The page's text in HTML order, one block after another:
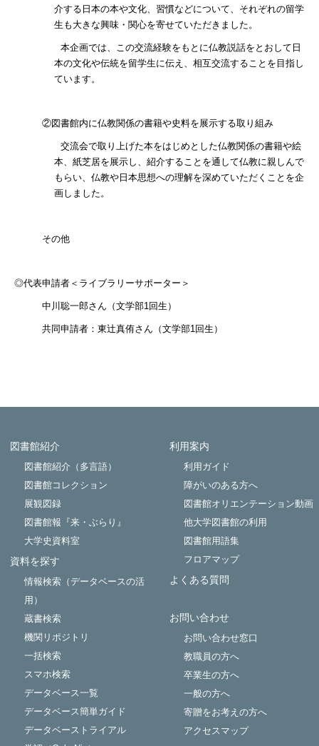
介する日本の本や文化、習慣などについて、それぞれの留学
生も大きな興味・関心を寄せていただきました。
本企画では、この交流経験をもとに仏教説話をとおして日
本の文化や伝統を留学生に伝え、相互交流することを目指し
ています。
②図書館内に仏教関係の書籍や史料を展示する取り組み
交流会で取り上げた本をはじめとした仏教関係の書籍や絵
本、紙芝居を展示し、紹介することを通して仏教に親しんで
もらい、仏教や日本思想への理解を深めていただくことを企
画しました。
その他
◎代表申請者＜ライブラリーサポーター＞
中川聡一郎さん（文学部1回生）
共同申請者：東辻真侑さん（文学部1回生）
図書館紹介
図書館紹介（多言語）
図書館コレクション
展観図録
図書館報『来・ぶらり』
大学史資料室
資料を探す
情報検索（データベースの活
用）
蔵書検索
機関リポジトリ
一括検索
スマホ検索
データベース一覧
データベース簡単ガイド
データベーストライアル
利用案内
利用ガイド
障がいのある方へ
図書館オリエンテーション動画
他大学図書館の利用
図書館用語集
フロアマップ
よくある質問
お問い合わせ
お問い合わせ窓口
教職員の方へ
卒業生の方へ
一般の方へ
寄贈をお考えの方へ
アクセスマップ
Powered by NetCommons